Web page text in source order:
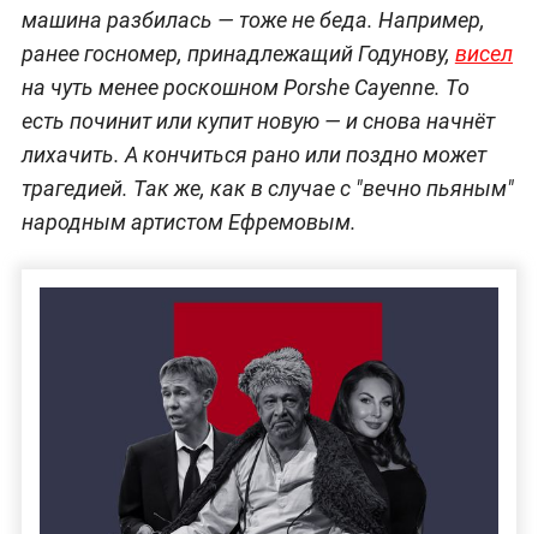
машина разбилась — тоже не беда. Например,
ранее госномер, принадлежащий Годунову, висел
на чуть менее роскошном Porshe Cayenne. То
есть починит или купит новую — и снова начнёт
лихачить. А кончиться рано или поздно может
трагедией. Так же, как в случае с "вечно пьяным"
народным артистом Ефремовым.